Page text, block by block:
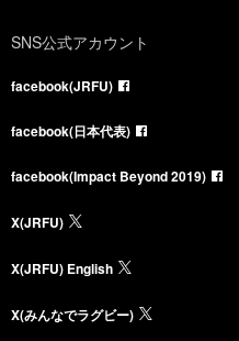
SNS公式アカウント
facebook(JRFU)
facebook(日本代表)
facebook(Impact Beyond 2019)
X(JRFU)
X(JRFU) English
X(みんなでラグビー)